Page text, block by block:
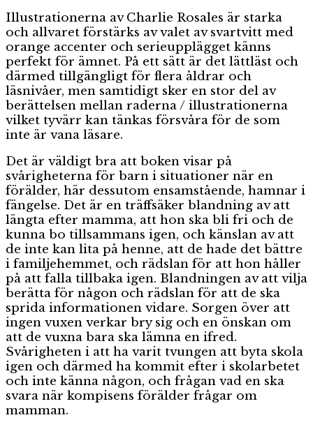
Illustrationerna av Charlie Rosales är starka
och allvaret förstärks av valet av svartvitt med
orange accenter och serieupplägget känns
perfekt för ämnet. På ett sätt är det lättläst och
därmed tillgängligt för flera åldrar och
läsnivåer, men samtidigt sker en stor del av
berättelsen mellan raderna / illustrationerna
vilket tyvärr kan tänkas försvåra för de som
inte är vana läsare.
Det är väldigt bra att boken visar på
svårigheterna för barn i situationer när en
förälder, här dessutom ensamstående, hamnar i
fängelse. Det är en träffsäker blandning av att
längta efter mamma, att hon ska bli fri och de
kunna bo tillsammans igen, och känslan av att
de inte kan lita på henne, att de hade det bättre
i familjehemmet, och rädslan för att hon håller
på att falla tillbaka igen. Blandningen av att vilja
berätta för någon och rädslan för att de ska
sprida informationen vidare. Sorgen över att
ingen vuxen verkar bry sig och en önskan om
att de vuxna bara ska lämna en ifred.
Svårigheten i att ha varit tvungen att byta skola
igen och därmed ha kommit efter i skolarbetet
och inte känna någon, och frågan vad en ska
svara när kompisens förälder frågar om
mamman.